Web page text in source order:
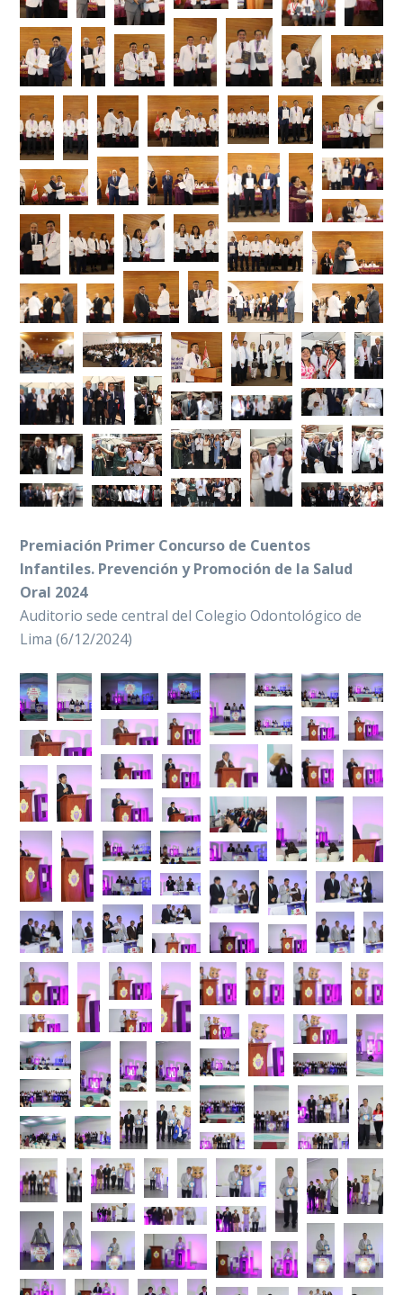
Premiación Primer Concurso de Cuentos
Infantiles. Prevención y Promoción de la Salud
Oral 2024
Auditorio sede central del Colegio Odontológico de
Lima (6/12/2024)